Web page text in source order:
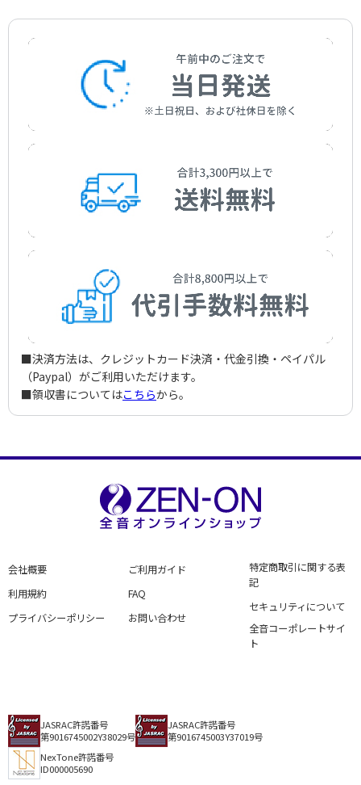
■決済方法は、クレジットカード決済・代金引換・ペイパル
（Paypal）がご利用いただけます。
■領収書についてはこちらから。
会社概要
利用規約
プライバシーポリシー
ご利用ガイド
FAQ
お問い合わせ
特定商取引に関する表
記
セキュリティについて
全音コーポレートサイ
ト
JASRAC許諾番号
第9016745002Y38029号
JASRAC許諾番号
第9016745003Y37019号
NexTone許諾番号
ID000005690